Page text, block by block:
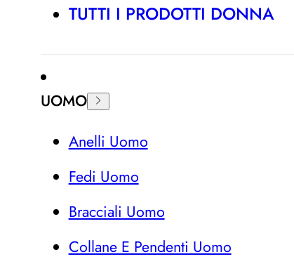
TUTTI I PRODOTTI DONNA
UOMO
Anelli Uomo
Fedi Uomo
Bracciali Uomo
Collane E Pendenti Uomo